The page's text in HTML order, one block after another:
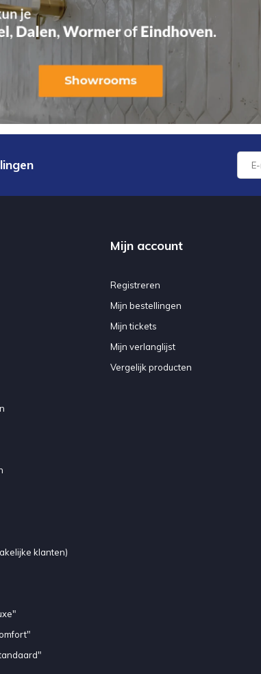
klanten)
Mijn account
Registreren
Mijn bestellingen
Mijn tickets
Mijn verlanglijst
Vergelijk producten